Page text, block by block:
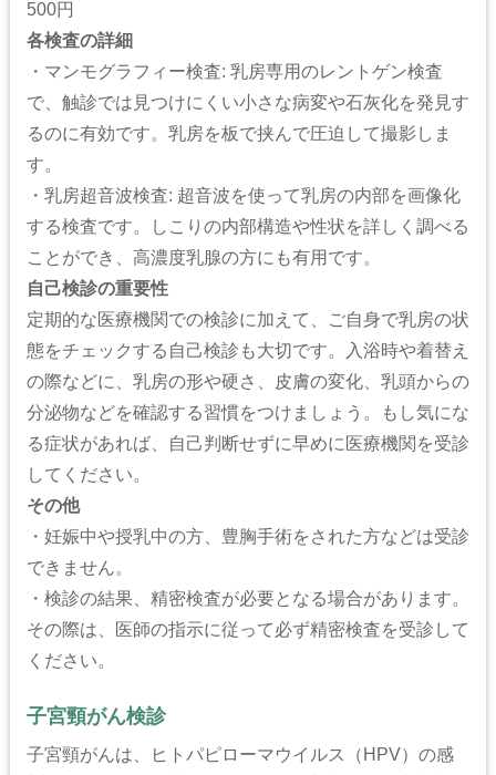
500円
各検査の詳細
・マンモグラフィー検査: 乳房専用のレントゲン検査
で、触診では見つけにくい小さな病変や石灰化を発見す
るのに有効です。乳房を板で挟んで圧迫して撮影しま
す。
・乳房超音波検査: 超音波を使って乳房の内部を画像化
する検査です。しこりの内部構造や性状を詳しく調べる
ことができ、高濃度乳腺の方にも有用です。
自己検診の重要性
定期的な医療機関での検診に加えて、ご自身で乳房の状
態をチェックする自己検診も大切です。入浴時や着替え
の際などに、乳房の形や硬さ、皮膚の変化、乳頭からの
分泌物などを確認する習慣をつけましょう。もし気にな
る症状があれば、自己判断せずに早めに医療機関を受診
してください。
その他
・妊娠中や授乳中の方、豊胸手術をされた方などは受診
できません。
・検診の結果、精密検査が必要となる場合があります。
その際は、医師の指示に従って必ず精密検査を受診して
ください。
子宮頸がん検診
子宮頸がんは、ヒトパピローマウイルス（HPV）の感